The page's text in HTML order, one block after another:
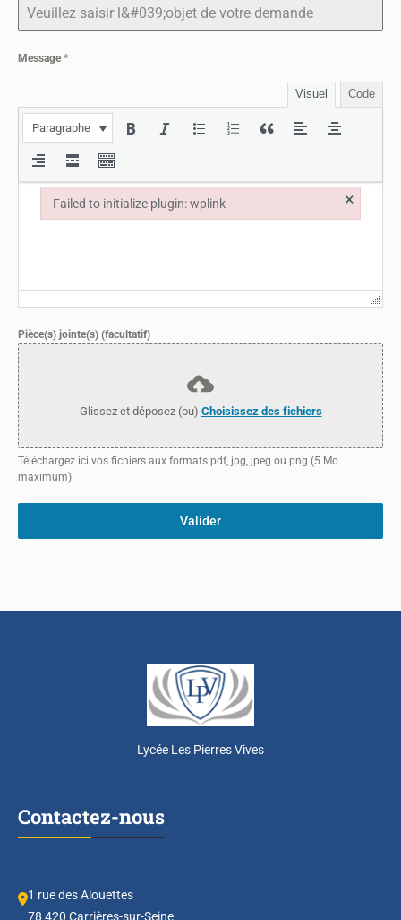
Message*
Visuel Code
Paragraphe
Pièce(s) jointe(s) (facultatif)
Glissez et déposez (ou) Choisissez des fichiers
Téléchargez ici vos fichiers aux formats pdf, jpg, jpeg ou png (5 Mo
maximum)
Valider
Lycée Les Pierres Vives
Contactez-nous
1 rue des Alouettes
78 420 Carrières-sur-Seine
Failed to initialize plugin: wplink ×
Failed to initialize plugin: wplink